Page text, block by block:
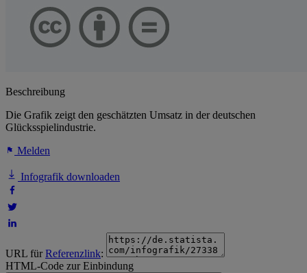
Beschreibung
Die Grafik zeigt den geschätzten Umsatz in der deutschen
Glücksspielindustrie.
Melden
Infografik downloaden
URL fürReferenzlink:
HTML-Code zur Einbindung